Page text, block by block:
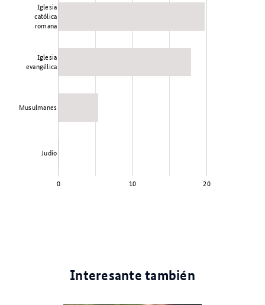
0 10 20
Iglesia
católica
romana
Iglesia
evangélica
Musulmanes
Judío
Interesante también